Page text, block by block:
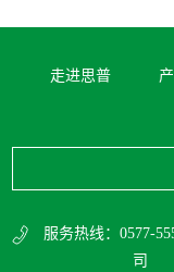
走进思普
服务热线：0577-
司